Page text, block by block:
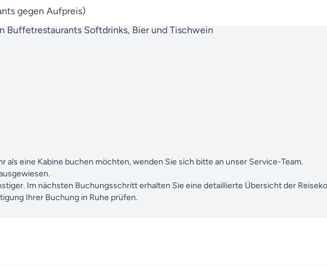
gegen Aufpreis)
Buffetrestaurants Softdrinks, Bier und Tischwein
als eine Kabine buchen möchten, wenden Sie sich bitte an unser Service-Team.
Im nächsten Buchungsschritt erhalten Sie eine detaillierte Übersicht der
Ihrer Buchung in Ruhe prüfen.